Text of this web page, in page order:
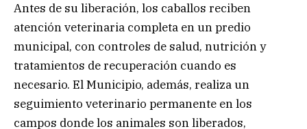
Antes de su liberación, los caballos reciben
atención veterinaria completa en un predio
municipal, con controles de salud, nutrición y
tratamientos de recuperación cuando es
necesario. El Municipio, además, realiza un
seguimiento veterinario permanente en los
campos donde los animales son liberados,